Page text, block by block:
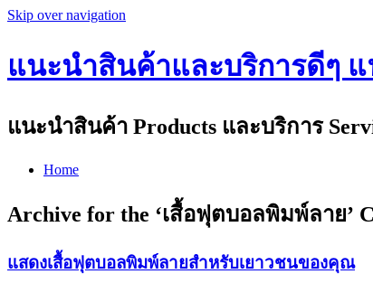
Skip over navigation
แนะนำสินค้าและบริการดีๆ
แนะนำสินค้า Products และบริการ
Home
Archive for the ‘เสื้อฟุตบอลพิมพ์ลาย’
แสดงเสื้อฟุตบอลพิมพ์ลายสำหรับเยาวชนของคุณ